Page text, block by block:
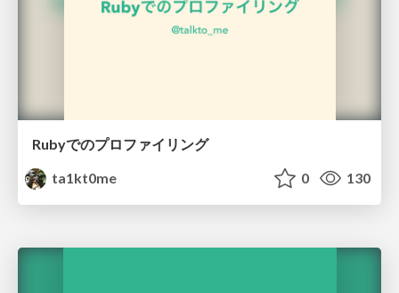
Rubyでのプロファイリング
ta1kt0me
0 130